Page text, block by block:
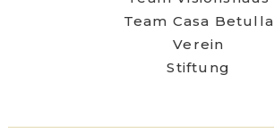
Team Casa Betulla
Verein
Stiftung